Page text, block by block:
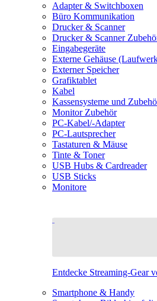
Adapter & Switchboxen
Büro Kommunikation
Drucker & Scanner
Drucker & Scanner
Eingabegeräte
Externe Gehäuse
Externer Speicher
Grafiktablet
Kabel
Kassensysteme und
Monitor Zubehör
PC-Kabel/-Adapter
PC-Lautsprecher
Tastaturen & Mäuse
Tinte & Toner
USB Hubs & Cardreader
USB Sticks
Monitore
Entdecke Streaming-Gear
Smartphone & Handy